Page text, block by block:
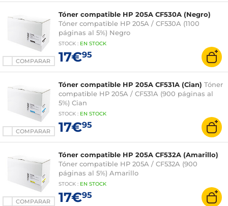
COMPARAR
Tóner compatible HP 205A CF530A (Negro)
Tóner compatible HP 205A / CF530A (1100
páginas al 5%) Negro
STOCK : EN STOCK
17€95
COMPARAR
Tóner compatible HP 205A CF531A (Cian) Tóner
compatible HP 205A / CF531A (900 páginas al
5%) Cian
STOCK : EN STOCK
17€95
COMPARAR
Tóner compatible HP 205A CF532A (Amarillo)
Tóner compatible HP 205A / CF532A (900
páginas al 5%) Amarillo
STOCK : EN STOCK
17€95